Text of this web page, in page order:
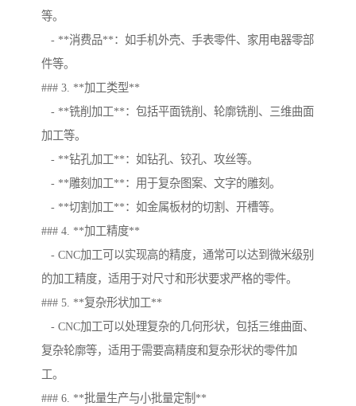
等。
- **消费品**：如手机外壳、手表零件、家用电器零部
件等。
### 3. **加工类型**
- **铣削加工**：包括平面铣削、轮廓铣削、三维曲面
加工等。
- **钻孔加工**：如钻孔、铰孔、攻丝等。
- **雕刻加工**：用于复杂图案、文字的雕刻。
- **切割加工**：如金属板材的切割、开槽等。
### 4. **加工精度**
- CNC加工可以实现高的精度，通常可以达到微米级别
的加工精度，适用于对尺寸和形状要求严格的零件。
### 5. **复杂形状加工**
- CNC加工可以处理复杂的几何形状，包括三维曲面、
复杂轮廓等，适用于需要高精度和复杂形状的零件加
工。
### 6. **批量生产与小批量定制**